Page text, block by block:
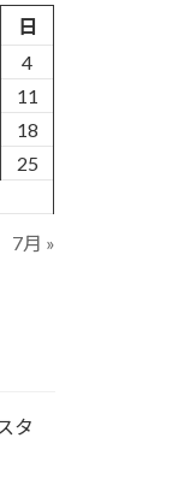
日
4
11
18
25
7月 »
タ